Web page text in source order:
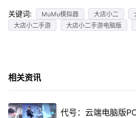
关键词: MuMu模拟器 大店小二
大店小二手游
大店小二手游电脑版
相关资讯
代号：云端电脑版